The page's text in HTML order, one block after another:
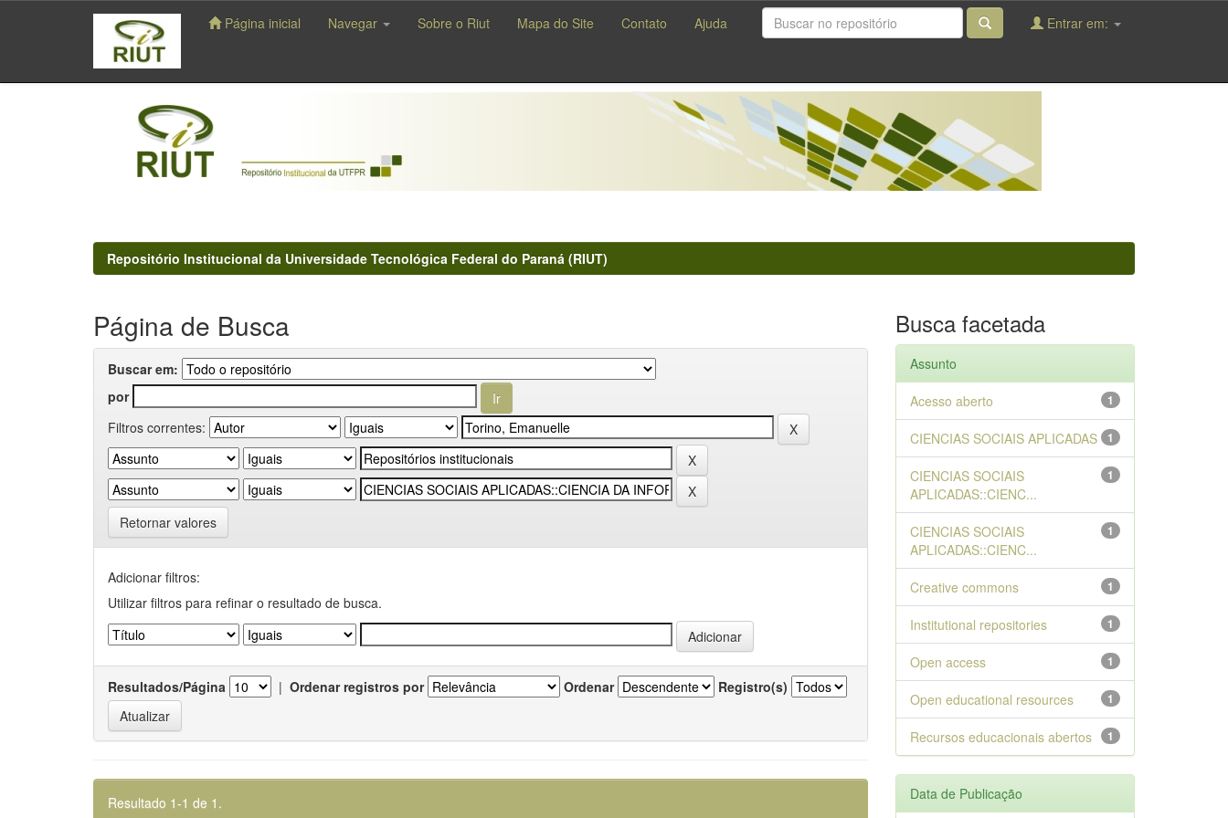
navigation
Página inicial Navegar Sobre o Riut Mapa do Site Contato Ajuda Entrar em:
Repositório Institucional da Universidade Tecnológica Federal do Paraná (RIUT)
Página de Busca
Buscar em:
por
Filtros correntes:
Retornar valores
Adicionar filtros:
Utilizar filtros para refinar o resultado de busca.
Resultados/Página | Ordenar registros por Ordenar Registro(s)
Resultado 1-1 de 1.
Busca facetada
Assunto
1
Acesso aberto
1
CIENCIAS SOCIAIS APLICADAS
1
CIENCIAS SOCIAIS
APLICADAS::CIENC...
1
CIENCIAS SOCIAIS
APLICADAS::CIENC...
1
Creative commons
1
Institutional repositories
1
Open access
1
Open educational resources
1
Recursos educacionais abertos
Data de Publicação